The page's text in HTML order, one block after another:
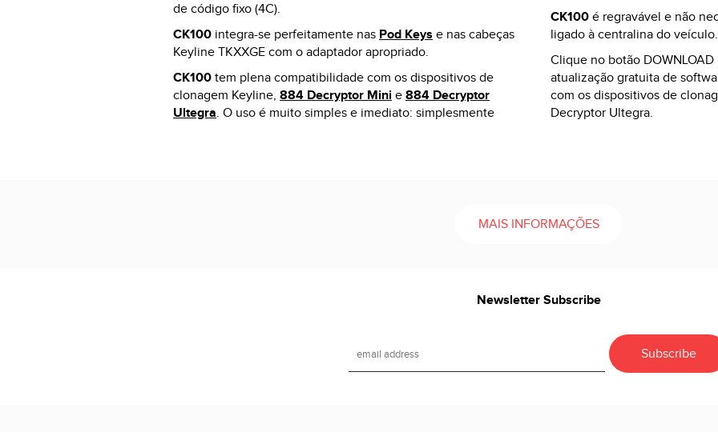
de código fixo (4C).
CK100 integra-se perfeitamente nas Pod Keys e nas cabeças
Keyline TKXXGE com o adaptador apropriado.
CK100 tem plena compatibilidade com os dispositivos de
clonagem Keyline, 884 Decryptor Mini e 884 Decryptor
Ultegra. O uso é muito simples e imediato: simplesmente
CK100 é regravável e não
ligado à centralina do veículo.
Clique no botão DOWNLOAD
atualização gratuita de
com os dispositivos de
Decryptor Ultegra.
MAIS INFORMAÇÕES
Newsletter Subscribe